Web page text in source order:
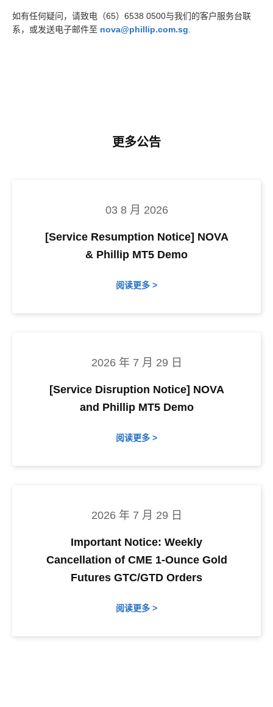
如有任何疑问，请致电（65）6538 0500与我们的客户服务台联
系，或发送电子邮件至 nova@phillip.com.sg.
更多公告
03 8 月 2026
[Service Resumption Notice] NOVA
& Phillip MT5 Demo
阅读更多 >
2026 年 7 月 29 日
[Service Disruption Notice] NOVA
and Phillip MT5 Demo
阅读更多 >
2026 年 7 月 29 日
Important Notice: Weekly
Cancellation of CME 1-Ounce Gold
Futures GTC/GTD Orders
阅读更多 >